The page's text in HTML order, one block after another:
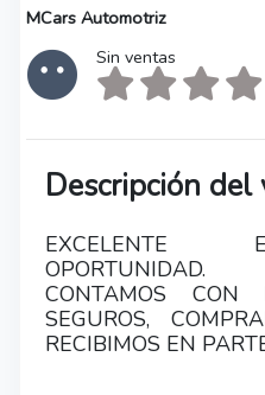
MCars Automotriz
Sin ventas
Descripción del
EXCELENTE
OPORTUNIDAD.
CONTAMOS CON
SEGUROS,
RECIBIMOS EN